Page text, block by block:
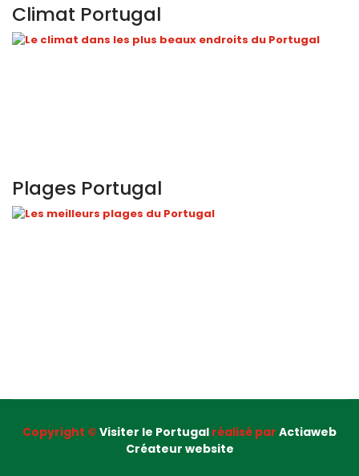
Climat Portugal
Plages Portugal
Copyright © Visiter le Portugal réalisé par Actiaweb
Créateur website